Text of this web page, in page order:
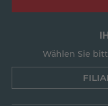
Wählen Sie